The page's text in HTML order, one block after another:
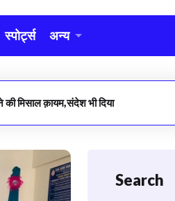
स्पोर्ट्स अन्य
मिसाल क़ायम,संदेश भी दिया
Search